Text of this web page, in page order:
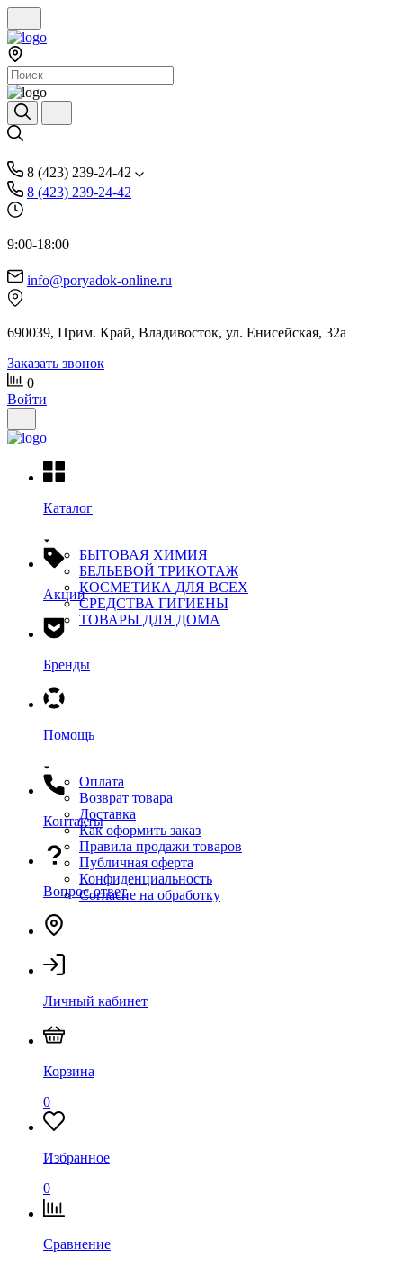
8 (423) 239-24-42
8 (423) 239-24-42
9:00-18:00
info@poryadok-online.ru
690039, Прим. Край, Владивосток, ул. Енисейская, 32а
Заказать звонок
0
Войти
Каталог
БЫТОВАЯ ХИМИЯ
БЕЛЬЕВОЙ ТРИКОТАЖ
КОСМЕТИКА ДЛЯ ВСЕХ
СРЕДСТВА ГИГИЕНЫ
ТОВАРЫ ДЛЯ ДОМА
Акции
Бренды
Помощь
Оплата
Возврат товара
Доставка
Как оформить заказ
Правила продажи товаров
Публичная оферта
Конфиденциальность
Согласие на обработку
Контакты
Вопрос-ответ
Личный кабинет
Корзина
0
Избранное
0
Сравнение